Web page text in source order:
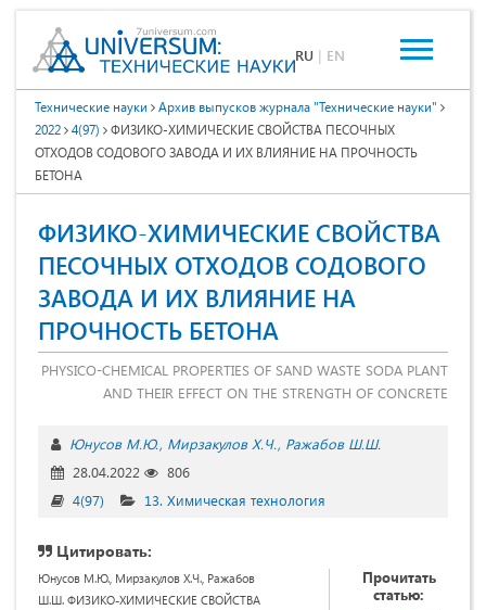
RU | EN
Технические науки
Архив выпусков журнала "Технические науки"
2022
4(97)
ФИЗИКО-ХИМИЧЕСКИЕ СВОЙСТВА ПЕСОЧНЫХ
ОТХОДОВ СОДОВОГО ЗАВОДА И ИХ ВЛИЯНИЕ НА ПРОЧНОСТЬ
БЕТОНА
ФИЗИКО-ХИМИЧЕСКИЕ СВОЙСТВА
ПЕСОЧНЫХ ОТХОДОВ СОДОВОГО
ЗАВОДА И ИХ ВЛИЯНИЕ НА
ПРОЧНОСТЬ БЕТОНА
PHYSICO-CHEMICAL PROPERTIES OF SAND WASTE SODA PLANT
AND THEIR EFFECT ON THE STRENGTH OF CONCRETE
Юнусов М.Ю. Мирзакулов Х.Ч. Ражабов Ш.Ш.
28.04.2022
806
4(97)
13. Химическая технология
Цитировать:
Юнусов М.Ю., Мирзакулов Х.Ч., Ражабов
Ш.Ш. ФИЗИКО-ХИМИЧЕСКИЕ СВОЙСТВА
Прочитать
статью: